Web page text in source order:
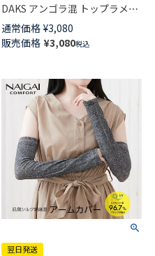
DAKS アンゴラ混 トップラメ
LW レッグウォーマー レディー
ス あたたかい 03368741
通常価格 ¥3,080
販売価格 ¥3,080税込
翌日発送